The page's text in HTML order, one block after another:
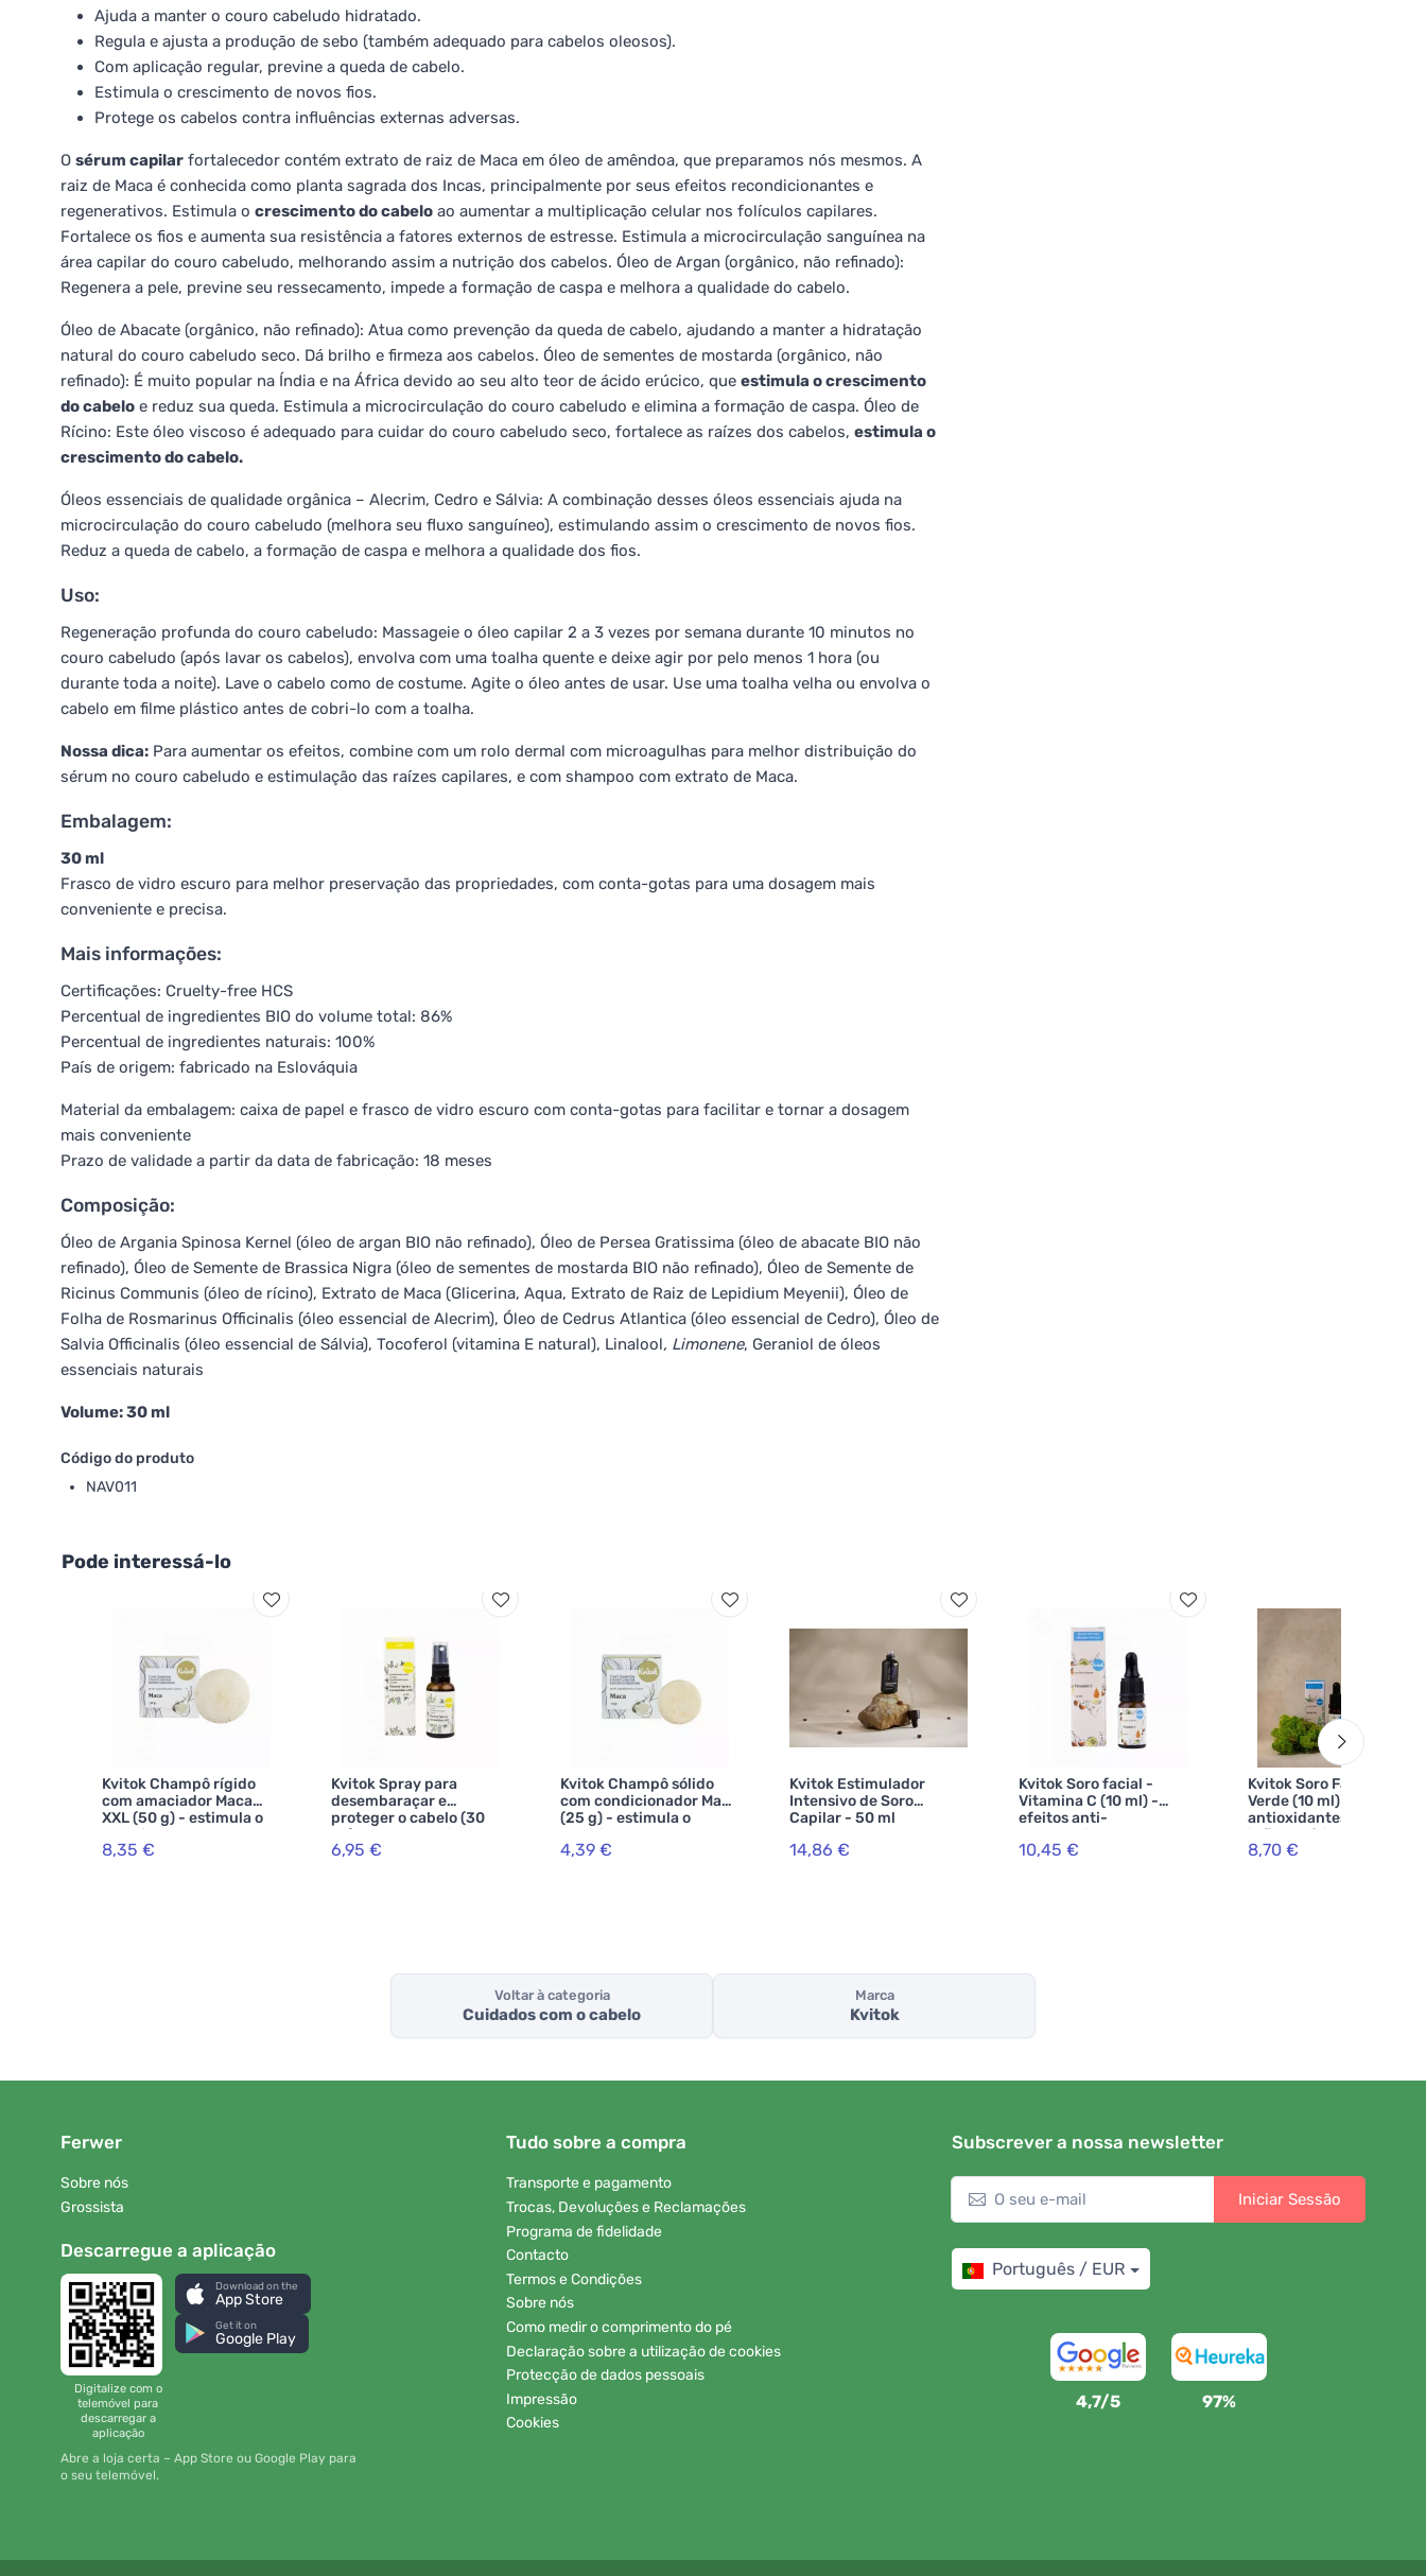
Ajuda a manter o couro cabeludo hidratado.
Regula e ajusta a produção de sebo (também adequado para cabelos oleosos).
Com aplicação regular, previne a queda de cabelo.
Estimula o crescimento de novos fios.
Protege os cabelos contra influências externas adversas.
O sérum capilar fortalecedor contém extrato de raiz de Maca em óleo de amêndoa, que preparamos nós mesmos. A
raiz de Maca é conhecida como planta sagrada dos Incas, principalmente por seus efeitos recondicionantes e
regenerativos. Estimula o crescimento do cabelo ao aumentar a multiplicação celular nos folículos capilares.
Fortalece os fios e aumenta sua resistência a fatores externos de estresse. Estimula a microcirculação sanguínea na
área capilar do couro cabeludo, melhorando assim a nutrição dos cabelos. Óleo de Argan (orgânico, não refinado):
Regenera a pele, previne seu ressecamento, impede a formação de caspa e melhora a qualidade do cabelo.
Óleo de Abacate (orgânico, não refinado): Atua como prevenção da queda de cabelo, ajudando a manter a hidratação
natural do couro cabeludo seco. Dá brilho e firmeza aos cabelos. Óleo de sementes de mostarda (orgânico, não
refinado): É muito popular na Índia e na África devido ao seu alto teor de ácido erúcico, que estimula o crescimento
do cabelo e reduz sua queda. Estimula a microcirculação do couro cabeludo e elimina a formação de caspa. Óleo de
Rícino: Este óleo viscoso é adequado para cuidar do couro cabeludo seco, fortalece as raízes dos cabelos, estimula o
crescimento do cabelo.
Óleos essenciais de qualidade orgânica – Alecrim, Cedro e Sálvia: A combinação desses óleos essenciais ajuda na
microcirculação do couro cabeludo (melhora seu fluxo sanguíneo), estimulando assim o crescimento de novos fios.
Reduz a queda de cabelo, a formação de caspa e melhora a qualidade dos fios.
Uso:
Regeneração profunda do couro cabeludo: Massageie o óleo capilar 2 a 3 vezes por semana durante 10 minutos no
couro cabeludo (após lavar os cabelos), envolva com uma toalha quente e deixe agir por pelo menos 1 hora (ou
durante toda a noite). Lave o cabelo como de costume. Agite o óleo antes de usar. Use uma toalha velha ou envolva o
cabelo em filme plástico antes de cobri-lo com a toalha.
Nossa dica: Para aumentar os efeitos, combine com um rolo dermal com microagulhas para melhor distribuição do
sérum no couro cabeludo e estimulação das raízes capilares, e com shampoo com extrato de Maca.
Embalagem:
30 ml
Frasco de vidro escuro para melhor preservação das propriedades, com conta-gotas para uma dosagem mais
conveniente e precisa.
Mais informações:
Certificações: Cruelty-free HCS
Percentual de ingredientes BIO do volume total: 86%
Percentual de ingredientes naturais: 100%
País de origem: fabricado na Eslováquia
Material da embalagem: caixa de papel e frasco de vidro escuro com conta-gotas para facilitar e tornar a dosagem
mais conveniente
Prazo de validade a partir da data de fabricação: 18 meses
Composição:
Óleo de Argania Spinosa Kernel (óleo de argan BIO não refinado), Óleo de Persea Gratissima (óleo de abacate BIO não
refinado), Óleo de Semente de Brassica Nigra (óleo de sementes de mostarda BIO não refinado), Óleo de Semente de
Ricinus Communis (óleo de rícino), Extrato de Maca (Glicerina, Aqua, Extrato de Raiz de Lepidium Meyenii), Óleo de
Folha de Rosmarinus Officinalis (óleo essencial de Alecrim), Óleo de Cedrus Atlantica (óleo essencial de Cedro), Óleo de
Salvia Officinalis (óleo essencial de Sálvia), Tocoferol (vitamina E natural), Linalool, Limonene, Geraniol de óleos
essenciais naturais
Volume: 30 ml
Código do produto
NAV011
Pode interessá-lo
Kvitok Champô rígido
com amaciador Maca
XXL (50 g) - estimula o
crescimento do cabelo
8,35 €
Kvitok Spray para
desembaraçar e
proteger o cabelo (30
ml) - com ceramidas e
provitamina b5
6,95 €
Kvitok Champô sólido
com condicionador Maca
(25 g) - estimula o
crescimento do cabelo
4,39 €
Kvitok Estimulador
Intensivo de Soro
Capilar - 50 ml
14,86 €
Kvitok Soro facial -
Vitamina C (10 ml) -
efeitos anti-
envelhecimento
10,45 €
Kvitok Soro Facial - Chá
Verde (10 ml) - efeitos
antioxidantes e anti-
inflamatórios
8,70 €
Voltar à categoria
Cuidados com o cabelo
Marca
Kvitok
Ferwer
Sobre nós
Grossista
Descarregue a aplicação
Digitalize com o
telemóvel para
descarregar a
aplicação
Download on the
App Store
Get it on
Google Play
Abre a loja certa – App Store ou Google Play para
o seu telemóvel.
Tudo sobre a compra
Transporte e pagamento
Trocas, Devoluções e Reclamações
Programa de fidelidade
Contacto
Termos e Condições
Sobre nós
Como medir o comprimento do pé
Declaração sobre a utilização de cookies
Protecção de dados pessoais
Impressão
Cookies
Subscrever a nossa newsletter
Iniciar Sessão
Português / EUR
4,7/5 97%